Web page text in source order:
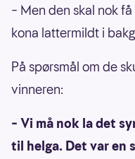
– Men den skal nok
kona lattermildt i
På spørsmål om de
vinneren:
– Vi må nok la det
til helga. Det var en